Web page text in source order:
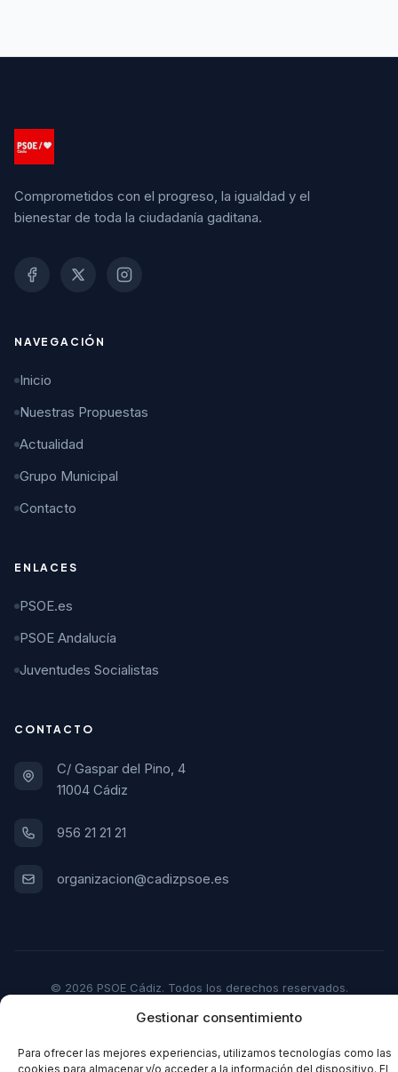
Gestionar consentimiento
Para ofrecer las mejores experiencias, utilizamos tecnologías como las
cookies para almacenar y/o acceder a la información del dispositivo. El
Comprometidos con el progreso, la igualdad y el
bienestar de toda la ciudadanía gaditana.
NAVEGACIÓN
Inicio
Nuestras Propuestas
Actualidad
Grupo Municipal
Contacto
ENLACES
PSOE.es
PSOE Andalucía
Juventudes Socialistas
CONTACTO
C/ Gaspar del Pino, 4
11004 Cádiz
956 21 21 21
organizacion@cadizpsoe.es
© 2026 PSOE Cádiz. Todos los derechos reservados.
Política de Privacidad Política de Cookies